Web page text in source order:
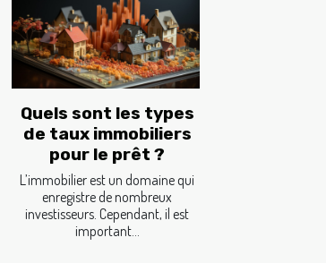
Quels sont les types
de taux immobiliers
pour le prêt ?
L’immobilier est un domaine qui
enregistre de nombreux
investisseurs. Cependant, il est
important...